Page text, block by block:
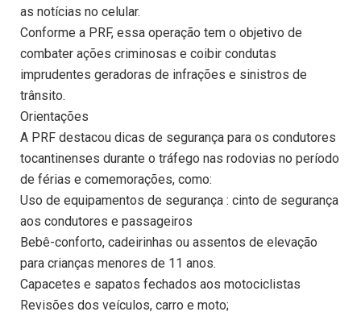
as notícias no celular.
Conforme a PRF, essa operação tem o objetivo de
combater ações criminosas e coibir condutas
imprudentes geradoras de infrações e sinistros de
trânsito.
Orientações
A PRF destacou dicas de segurança para os condutores
tocantinenses durante o tráfego nas rodovias no período
de férias e comemorações, como:
Uso de equipamentos de segurança : cinto de segurança
aos condutores e passageiros
Bebê-conforto, cadeirinhas ou assentos de elevação
para crianças menores de 11 anos.
Capacetes e sapatos fechados aos motociclistas
Revisões dos veículos, carro e moto;